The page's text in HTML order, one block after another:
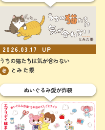
2026.03.17 UP
うちの猫たちは気が合わない
著 とみた黍
ぬいぐるみ愛が炸裂